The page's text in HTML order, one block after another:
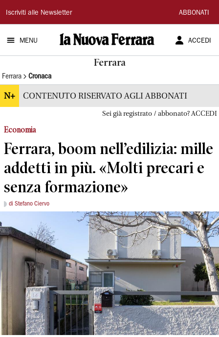
La
Nuova
Ferrara
Iscriviti alle Newsletter ABBONATI
MENU ACCEDI
Ferrara
Ferrara Cronaca
N+ CONTENUTO RISERVATO AGLI ABBONATI
Sei già registrato / abbonato? ACCEDI
Economia
Ferrara, boom nell’edilizia: mille
addetti in più. «Molti precari e
senza formazione»
di Stefano Ciervo